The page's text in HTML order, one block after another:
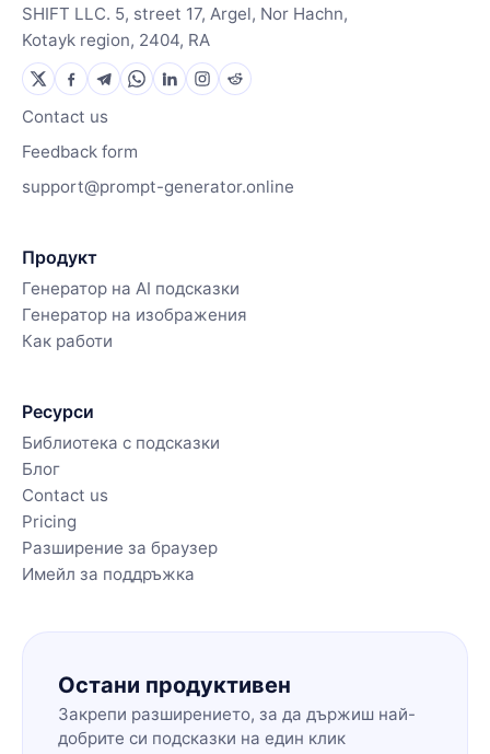
SHIFT LLC. 5, street 17, Argel, Nor Hachn,
Kotayk region, 2404, RA
Contact us
Feedback form
support@prompt-generator.online
Продукт
Генератор на AI подсказки
Генератор на изображения
Как работи
Ресурси
Библиотека с подсказки
Блог
Contact us
Pricing
Разширение за браузер
Имейл за поддръжка
Остани продуктивен
Закрепи разширението, за да държиш най-
добрите си подсказки на един клик